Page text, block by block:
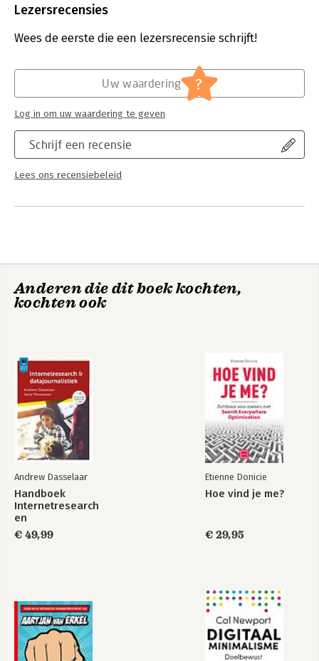
Bindwijze:
Uitgever:
Rosenfeld Media
Hoofdrubriek: Internet en social media
Lezersrecensies
Wees de eerste die een lezersrecensie schrijft!
Schrijf een recensie
Lees ons recensiebeleid
Uw waardering ?
Log in om uw waardering te geven
Anderen die dit boek kochten,
kochten ook
Andrew Dasselaar
Handboek
Internetresearch
en
datajournalistiek
€ 49,99
Etienne Donicie
Hoe vind je me?
€ 29,95